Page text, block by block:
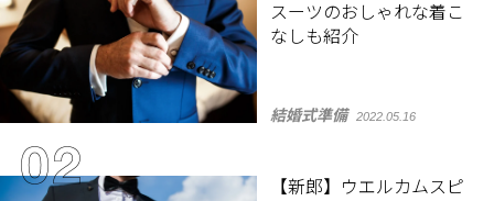
スーツのおしゃれな着こ
なしも紹介
結婚式準備 2022.05.16
【新郎】ウエルカムスピ